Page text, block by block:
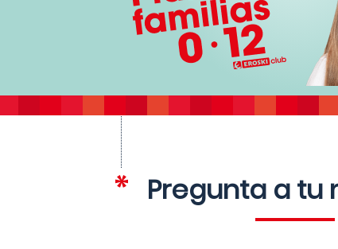
Pregunta a tu